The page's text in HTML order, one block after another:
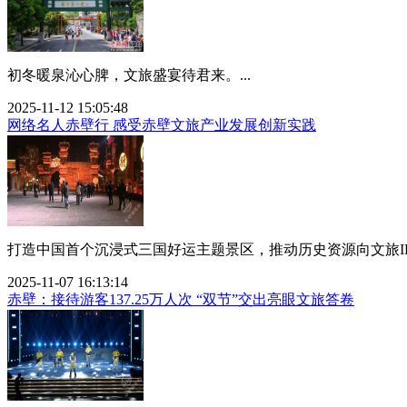
初冬暖泉沁心脾，文旅盛宴待君来。...
2025-11-12 15:05:48
网络名人赤壁行 感受赤壁文旅产业发展创新实践
打造中国首个沉浸式三国好运主题景区，推动历史资源向文旅
2025-11-07 16:13:14
赤壁：接待游客137.25万人次 “双节”交出亮眼文旅答卷